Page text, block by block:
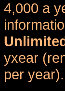
4,000 a
yxear
per